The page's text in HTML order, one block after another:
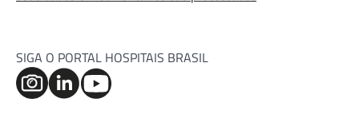
SIGA O PORTAL HOSPITAIS BRASIL